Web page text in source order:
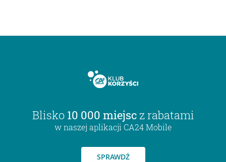
Blisko 10 000 miejsc z rabatami
w naszej aplikacji CA24 Mobile
SPRAWDŹ